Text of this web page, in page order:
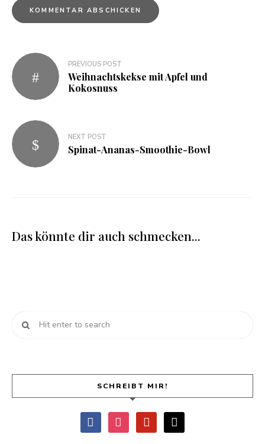
PREVIOUS POST
Weihnachtskekse mit Apfel und
Kokosnuss
NEXT POST
Spinat-Ananas-Smoothie-Bowl
Das könnte dir auch schmecken...
SCHREIBT MIR!